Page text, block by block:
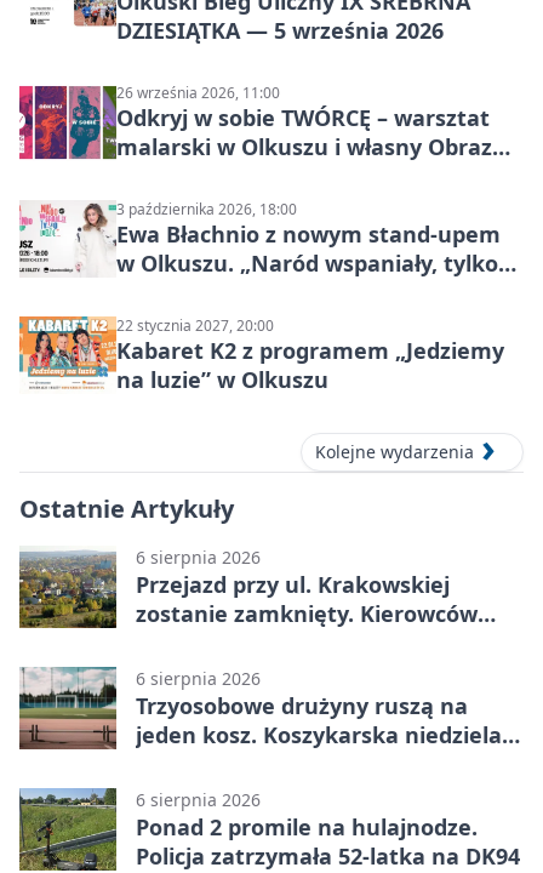
DZIESIĄTKA — 5 września 2026
26 września 2026, 11:00
Odkryj w sobie TWÓRCĘ – warsztat
malarski w Olkuszu i własny Obraz
3 października 2026, 18:00
Ewa Błachnio z nowym stand-upem
w Olkuszu. „Naród wspaniały, tylko
22 stycznia 2027, 20:00
Kabaret K2 z programem „Jedziemy
na luzie” w Olkuszu
Kolejne wydarzenia
Ostatnie Artykuły
6 sierpnia 2026
Przejazd przy ul. Krakowskiej
zostanie zamknięty. Kierowców
6 sierpnia 2026
Trzyosobowe drużyny ruszą na
jeden kosz. Koszykarska niedziela
6 sierpnia 2026
Ponad 2 promile na hulajnodze.
Policja zatrzymała 52-latka na DK94